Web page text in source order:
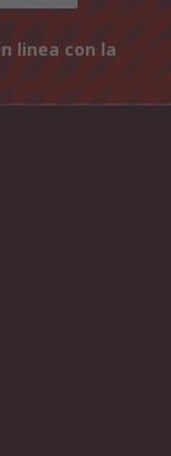
linea con la